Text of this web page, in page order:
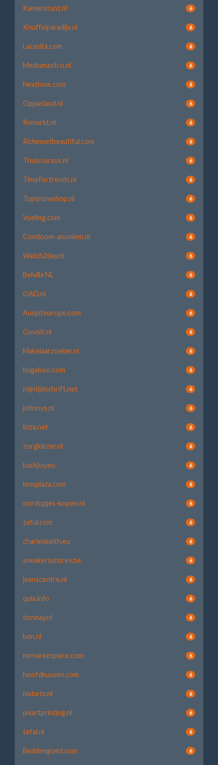
Kamerstunt.nl 6
Knuffelparadijs.nl 6
Lacasita.com 6
Mediumastro.nl 6
Nextlove.com 6
Oppasland.nl 6
Remarkt.nl 6
Richmeetbeautiful.com 6
Thuiscursus.nl 6
Timefortrends.nl 6
Topsnowshop.nl 6
Vueling.com 6
Condoom-anoniem.nl 6
Watch2day.nl 6
Belvilla NL 6
OAD.nl 6
Auspiteurope.com 6
Govolt.nl 6
Makelaarzoeker.nl 6
bugaboo.com 6
mijntijdschrift.net 6
johnnys.nl 6
lizza.net 6
zorgkiezer.nl 6
backjoy.eu 6
lensplaza.com 6
oordopjes-kopen.nl 6
zaful.com 6
charleskeith.eu 6
sneakersstores.be 6
jeanscentre.nl 6
qula.info 6
donnay.nl 6
ben.nl 6
mrmarketplace.com 6
hoofdkussen.com 6
nisbets.nl 6
pixartprinting.nl 6
tefal.nl 6
Beddengoed.com 6